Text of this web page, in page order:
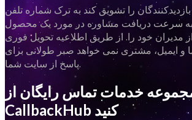
را تشویق کند به ترک شماره تلفن
به سرعت دریافت مشاوره در مورد یک محصول
مدیران خود را. از طریق اطلاعیه تحویل فوری
ایمیل، مشتری نمی خواهد صبر طولانی برای
پاسخ از سایت شما.
خدمات تماس رایگان از
CallbackHub کنید